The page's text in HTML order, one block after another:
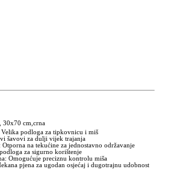
30x70 cm,crna
podloga za tipkovnicu i miš
šavovi za dulji vijek trajanja
na tekućine za jednostavno održavanje
za sigurno korištenje
Omogućuje preciznu kontrolu miša
pjena za ugodan osjećaj i dugotrajnu udobnost